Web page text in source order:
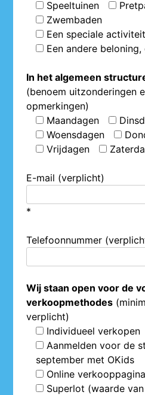
Speeltuinen
Zwembaden
Een speciale
Een andere
In het algemeen
(benoem uitzonderingen
opmerkingen)
Maandagen
Woensdagen
Vrijdagen
E-mail (verplicht)
*
Telefoonnummer
Wij staan open voor de
verkoopmethodes
verplicht)
Individueel verkopen
Aanmelden voor de
september met OKids
Online verkooppagina
Superlot (waarde